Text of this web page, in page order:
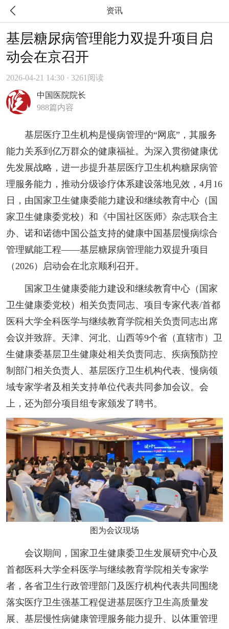
 资讯
基层糖尿病管理能力双提升项目启
动会在京召开
2026-04-21 14:30 · 3261阅读
中国医院院长
988篇内容
基层医疗卫生机构是慢病管理的“网底”，其服务
能力关系到亿万群众的健康福祉。为深入贯彻健康优
先发展战略，进一步提升基层医疗卫生机构糖尿病管
理服务能力，推动分级诊疗体系建设落地见效，4月16
日，由国家卫生健康委能力建设和继续教育中心（国
家卫生健康委党校）和《中国社区医师》杂志联合主
办、诺和诺德中国公益支持的健康中国基层慢病综合
管理赋能工程——基层糖尿病管理能力双提升项目
（2026）启动会在北京顺利召开。
国家卫生健康委能力建设和继续教育中心（国家
卫生健康委党校）相关负责同志、项目专家代表/首都
医科大学全科医学与继续教育学院相关负责同志出席
会议并致辞。天津、河北、山西等9个省（直辖市）卫
生健康委基层卫生健康处相关负责同志、疾病预防控
制部门相关负责人、基层医疗卫生机构代表、慢病领
域专家学者及相关支持单位代表共同参加会议。会
上，还为部分项目组专家颁发了聘书。
图为会议现场
会议期间，国家卫生健康委卫生发展研究中心及
首都医科大学全科医学与继续教育学院相关专家学
者，各省卫生行政管理部门及医疗机构代表共同围绕
落实医疗卫生强基工程促进基层医疗卫生高质量发
展、基层慢性病健康管理服务能力提升、以体重管理